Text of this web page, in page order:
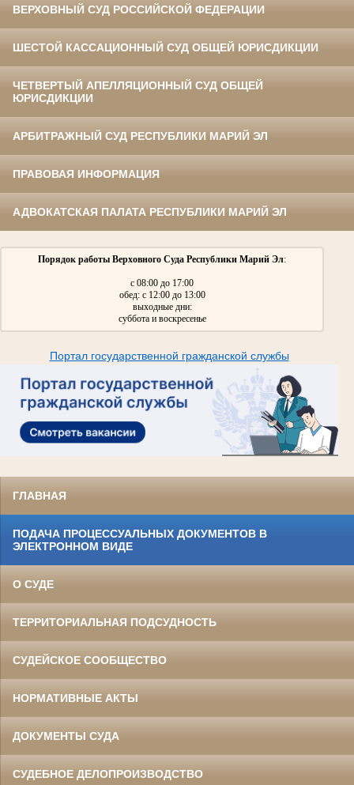
ВЕРХОВНЫЙ СУД РОССИЙСКОЙ ФЕДЕРАЦИИ
ШЕСТОЙ КАССАЦИОННЫЙ СУД ОБЩЕЙ ЮРИСДИКЦИИ
ЧЕТВЕРТЫЙ АПЕЛЛЯЦИОННЫЙ СУД ОБЩЕЙ
ЮРИСДИКЦИИ
АРБИТРАЖНЫЙ СУД РЕСПУБЛИКИ МАРИЙ ЭЛ
ПРАВОВАЯ ИНФОРМАЦИЯ
АДВОКАТСКАЯ ПАЛАТА РЕСПУБЛИКИ МАРИЙ ЭЛ
Порядок работы Верховного Суда Республики Марий Эл:
с 08:00 до 17:00
обед: с 12:00 до 13:00
выходные дни:
суббота и воскресенье
Портал государственной гражданской службы
ГЛАВНАЯ
ПОДАЧА ПРОЦЕССУАЛЬНЫХ ДОКУМЕНТОВ В
ЭЛЕКТРОННОМ ВИДЕ
О СУДЕ
ТЕРРИТОРИАЛЬНАЯ ПОДСУДНОСТЬ
СУДЕЙСКОЕ СООБЩЕСТВО
НОРМАТИВНЫЕ АКТЫ
ДОКУМЕНТЫ СУДА
СУДЕБНОЕ ДЕЛОПРОИЗВОДСТВО